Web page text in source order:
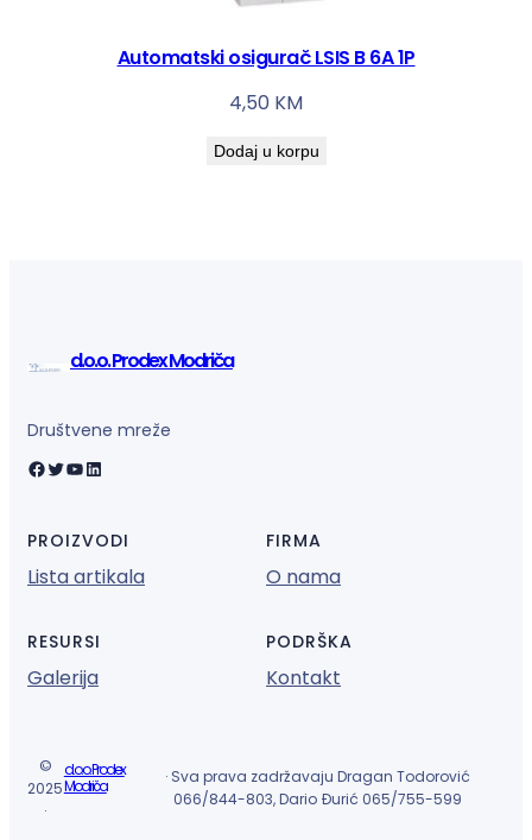
Automatski osigurač LSIS B 6A 1P
4,50 KM
Dodaj u korpu
d.o.o. Prodex Modriča
Društvene mreže
Facebook Twitter YouTube LinkedIn
PROIZVODI
Lista artikala
FIRMA
O nama
RESURSI
Galerija
PODRŠKA
Kontakt
©
2025
·
d.o.o. Prodex
Modriča
· Sva prava zadržavaju Dragan Todorović
066/844-803, Dario Đurić 065/755-599